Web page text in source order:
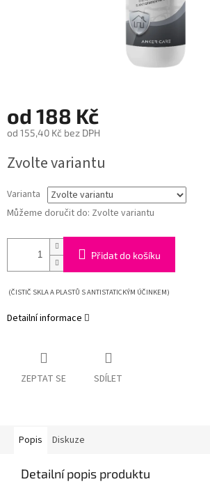
od 188 Kč
od 155,40 Kč bez DPH
cena:
Zvolte variantu
Varianta
Můžeme doručit do: Zvolte variantu
Přidat do košíku
(ČISTIČ SKLA A PLASTŮ S ANTISTATICKÝM ÚČINKEM)
Detailní informace
ZEPTAT SE SDÍLET
Popis Diskuze
Detailní popis produktu